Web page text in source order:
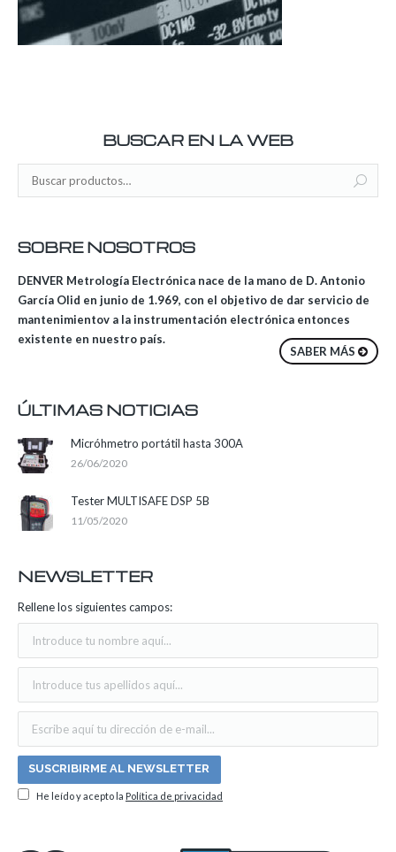
BUSCAR EN LA WEB
SOBRE NOSOTROS
DENVER Metrología Electrónica nace de la mano de D. Antonio
García Olid en junio de 1.969, con el objetivo de dar servicio de
mantenimientov a la instrumentación electrónica entonces
existente en nuestro país.
SABER MÁS
ÚLTIMAS NOTICIAS
Micróhmetro portátil hasta 300A
26/06/2020
Tester MULTISAFE DSP 5B
11/05/2020
NEWSLETTER
Rellene los siguientes campos:
He leído y acepto la Política de privacidad